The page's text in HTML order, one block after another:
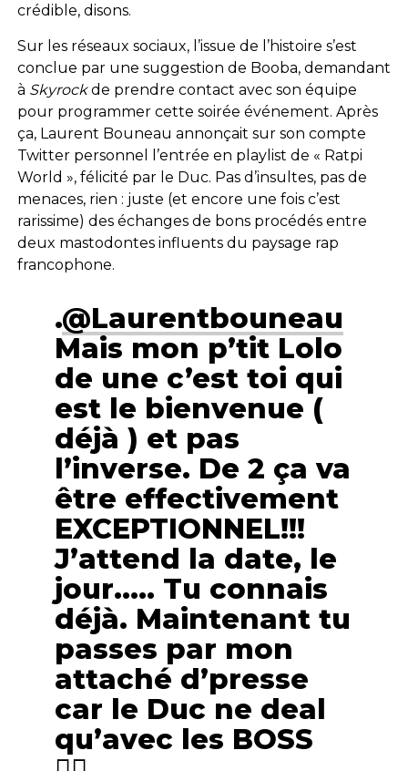
crédible, disons.
Sur les réseaux sociaux, l’issue de l’histoire s’est
conclue par une suggestion de Booba, demandant
à Skyrockde prendre contact avec son équipe
pour programmer cette soirée événement. Après
ça, Laurent Bouneau annonçait sur son compte
Twitter personnel l’entrée en playlist de « Ratpi
World », félicité par le Duc. Pas d’insultes, pas de
menaces, rien : juste (et encore une fois c’est
rarissime) des échanges de bons procédés entre
deux mastodontes influents du paysage rap
francophone.
.@Laurentbouneau
Mais mon p’tit Lolo
de une c’est toi qui
est le bienvenue (
déjà ) et pas
l’inverse. De 2 ça va
être effectivement
EXCEPTIONNEL!!!
J’attend la date, le
jour….. Tu connais
déjà. Maintenant tu
passes par mon
attaché d’presse
car le Duc ne deal
qu’avec les BOSS